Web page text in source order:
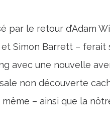
par le retour d’Adam
Simon Barrett –
avec une nouvelle
non découverte
– ainsi que la